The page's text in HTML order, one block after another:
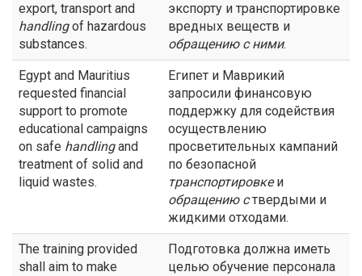
export, transport and
handlingof hazardous
substances.
экспорту и транспортировке
вредных веществ и
обращению сними.
Egypt and Mauritius
requested financial
support to promote
educational campaigns
on safe handlingand
treatment of solid and
liquid wastes.
Египет и Маврикий
запросили финансовую
поддержку для содействия
осуществлению
просветительных кампаний
по безопасной
транспортировкеи
обращению ствердыми и
жидкими отходами.
The training provided
shall aim to make
Подготовка должна иметь
целью обучение персонала